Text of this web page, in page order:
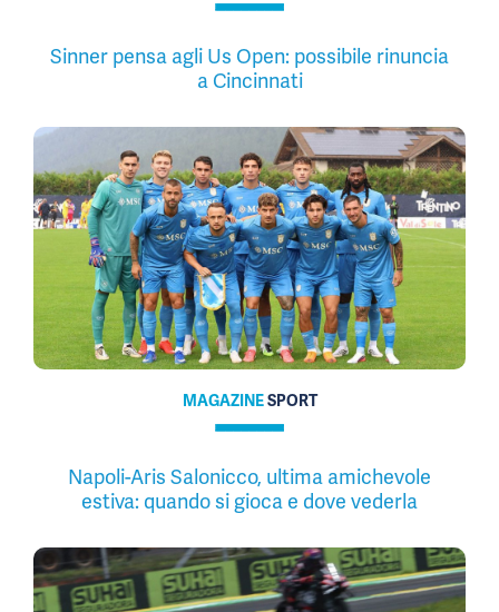
Sinner pensa agli Us Open: possibile rinuncia
a Cincinnati
MAGAZINESPORT
Napoli-Aris Salonicco, ultima amichevole
estiva: quando si gioca e dove vederla